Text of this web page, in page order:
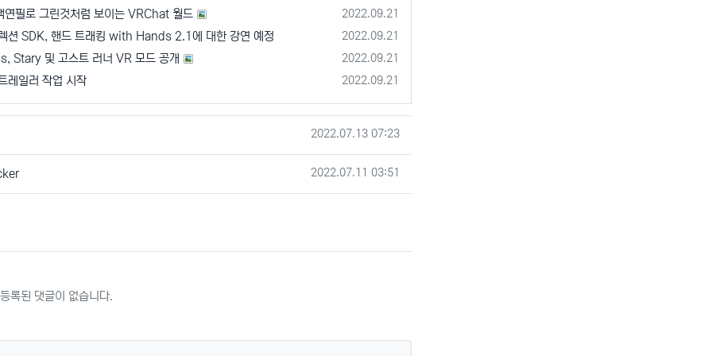
등록일
2022.09.21
연필로 그린것처럼 보이는 VRChat 월드
등록일
2022.09.21
션 SDK, 핸드 트래킹 with Hands 2.1에 대한 강연 예정
등록일
2022.09.21
Stary 및 고스트 러너 VR 모드 공개
등록일
2022.09.21
레일러 작업 시작
작성일
2022.07.13 07:23
작성일
2022.07.11 03:51
등록된 댓글이 없습니다.